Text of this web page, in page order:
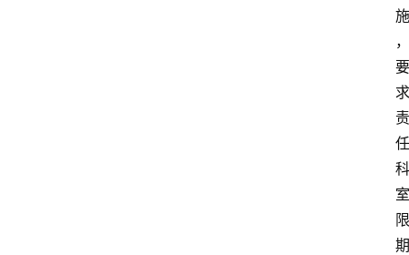
施
，
要
求
责
任
科
室
限
期